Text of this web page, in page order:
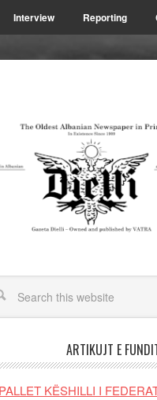
Interview Reporting
ARTIKUJT E
KËSHILLI I